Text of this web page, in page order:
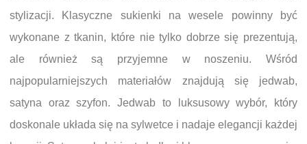
stylizacji. Klasyczne sukienki na wesele powinny być
wykonane z tkanin, które nie tylko dobrze się prezentują,
ale również są przyjemne w noszeniu. Wśród
najpopularniejszych materiałów znajdują się jedwab,
satyna oraz szyfon. Jedwab to luksusowy wybór, który
doskonale układa się na sylwetce i nadaje elegancji każdej